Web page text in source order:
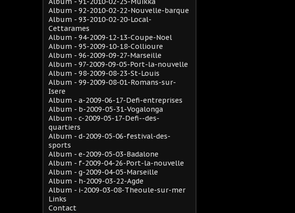
Album - 92-2010-02-22-Nouvelle-barque
Album - 93-2010-02-20-Local-
Cettarames
Album - 94-2009-12-13-Coupe-Noel
Album - 95-2009-10-18-Collioure
Album - 96-2009-09-27-Marseille
Album - 97-2009-09-05-Port-la-nouvelle
Album - 98-2009-08-23-St-Louis
Album - 99-2009-08-01-Romans-sur-
Isere
Album - a-2009-06-17-Defi-entreprises
Album - b-2009-05-31-Vogalonga
Album - c-2009-05-17-Defi--des-
quartiers
Album - d-2009-05-06-festival-des-
sports
Album - e-2009-05-03-Badalone
Album - f-2009-04-26-Port-la-nouvelle
Album - g-2009-04-05-Marseille
Album - h-2009-03-22-Agde
Album - i-2009-03-08-Theoule-sur-mer
Links
Contact